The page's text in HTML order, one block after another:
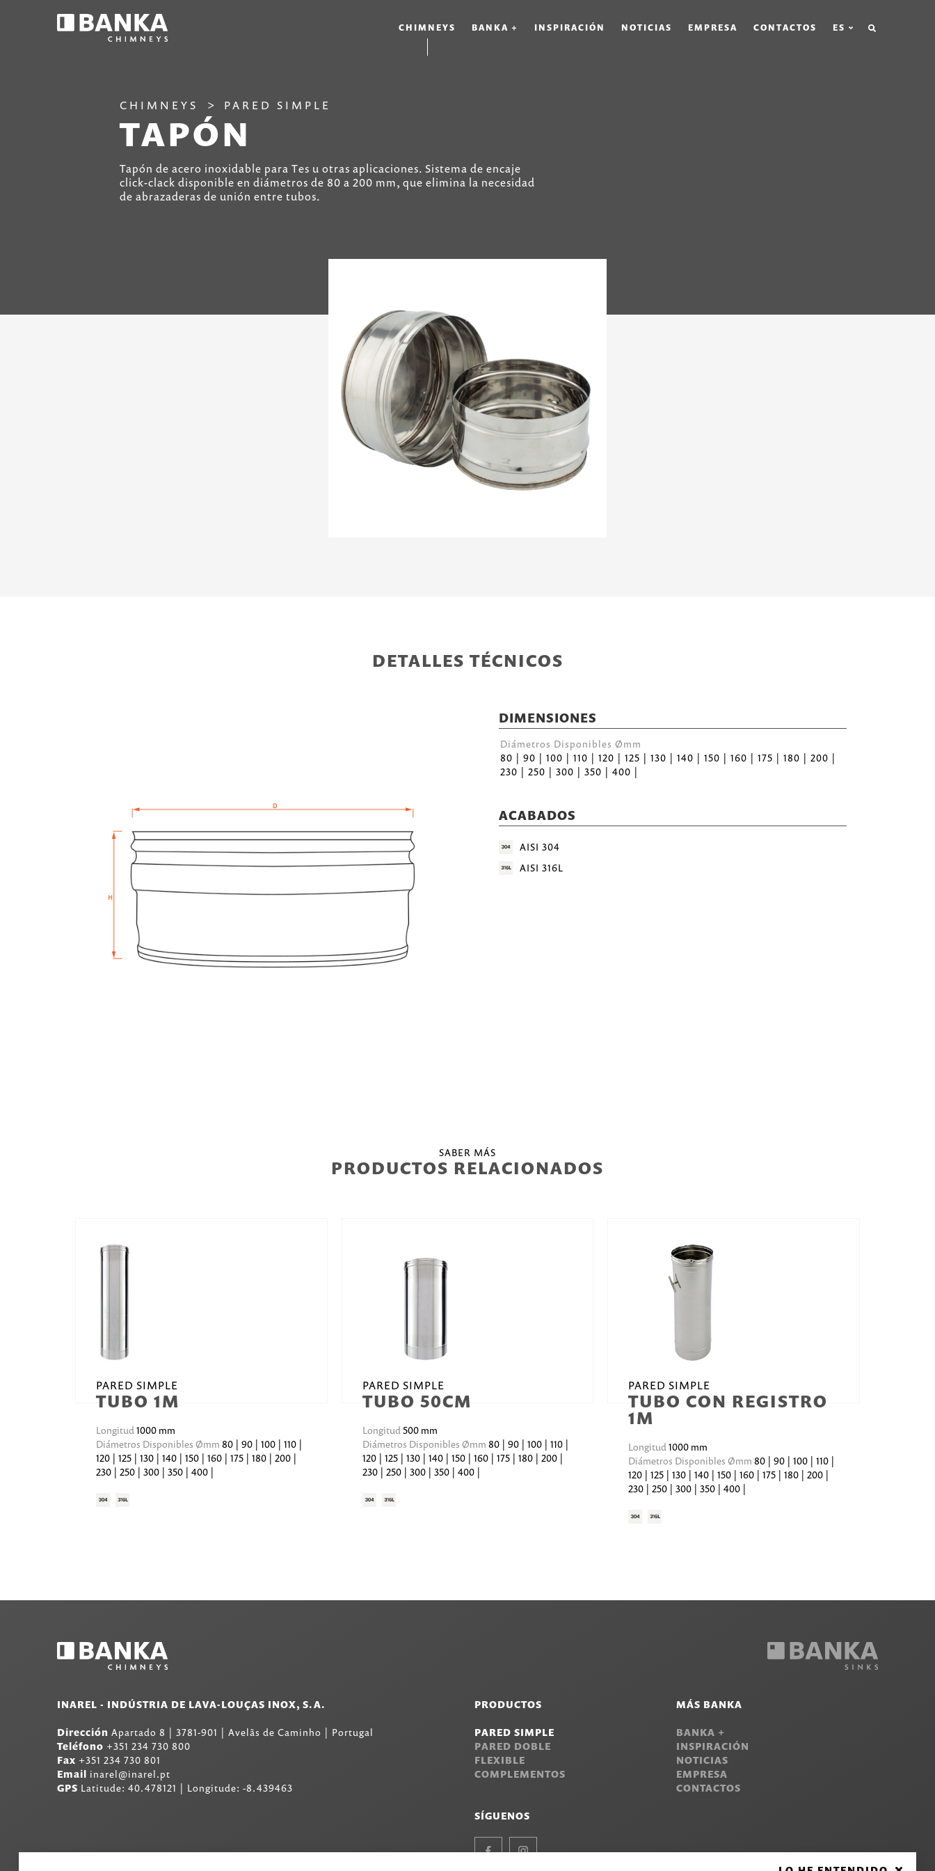
CHIMNEYS BANKA + INSPIRACIÓN NOTICIAS EMPRESA CONTACTOS ES
CHIMNEYS PARED SIMPLE
TAPÓN
Tapón de acero inoxidable para Tes u otras aplicaciones. Sistema de encaje
click-clack disponible en diámetros de 80 a 200 mm, que elimina la necesidad
de abrazaderas de unión entre tubos.
DETALLES TÉCNICOS
DIMENSIONES
Diámetros Disponibles Ømm
80 | 90 | 100 | 110 | 120 | 125 | 130 | 140 | 150 | 160 | 175 | 180 | 200 |
230 | 250 | 300 | 350 | 400 |
ACABADOS
AISI 304
AISI 316L
SABER MÁS
PRODUCTOS RELACIONADOS
PARED SIMPLE
TUBO 1M
Longitud1000 mm
Diámetros Disponibles Ømm 80 | 90 | 100 | 110 |
120 | 125 | 130 | 140 | 150 | 160 | 175 | 180 | 200 |
230 | 250 | 300 | 350 | 400 |
PARED SIMPLE
TUBO 50CM
Longitud500 mm
Diámetros Disponibles Ømm 80 | 90 | 100 | 110 |
120 | 125 | 130 | 140 | 150 | 160 | 175 | 180 | 200 |
230 | 250 | 300 | 350 | 400 |
PARED SIMPLE
TUBO CON REGISTRO
1M
Longitud1000 mm
Diámetros Disponibles Ømm80 | 90 | 100 | 110 |
120 | 125 | 130 | 140 | 150 | 160 | 175 | 180 | 200 |
230 | 250 | 300 | 350 | 400 |
INAREL - INDÚSTRIA DE LAVA-LOUÇAS INOX, S.A.
Dirección Apartado 8 | 3781-901 | Avelãs de Caminho | Portugal
Teléfono +351 234 730 800
Fax +351 234 730 801
Email inarel@inarel.pt
GPS Latitude: 40.478121 | Longitude: -8.439463
PRODUCTOS
PARED SIMPLE
PARED DOBLE
FLEXIBLE
COMPLEMENTOS
MÁS BANKA
BANKA +
INSPIRACIÓN
NOTICIAS
EMPRESA
CONTACTOS
SÍGUENOS
FacebookInstagram